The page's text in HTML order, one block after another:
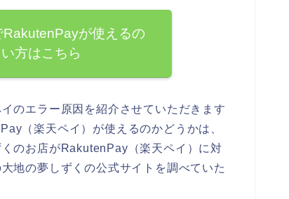
が使えるの
方はこちら
のエラー原因を紹介させていただきます
（楽天ペイ）が使えるのかどうかは、
のお店がRakutenPay（楽天ペイ）に対
地の夢しずくの公式サイトを調べていた